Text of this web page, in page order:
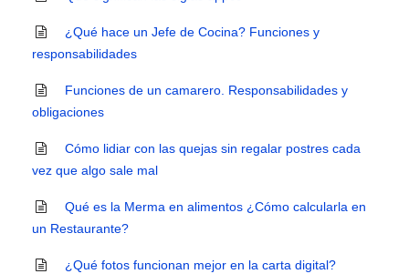
¿Qué hace un Jefe de Cocina? Funciones y
responsabilidades
Funciones de un camarero. Responsabilidades y
obligaciones
Cómo lidiar con las quejas sin regalar postres cada
vez que algo sale mal
Qué es la Merma en alimentos ¿Cómo calcularla en
un Restaurante?
¿Qué fotos funcionan mejor en la carta digital?